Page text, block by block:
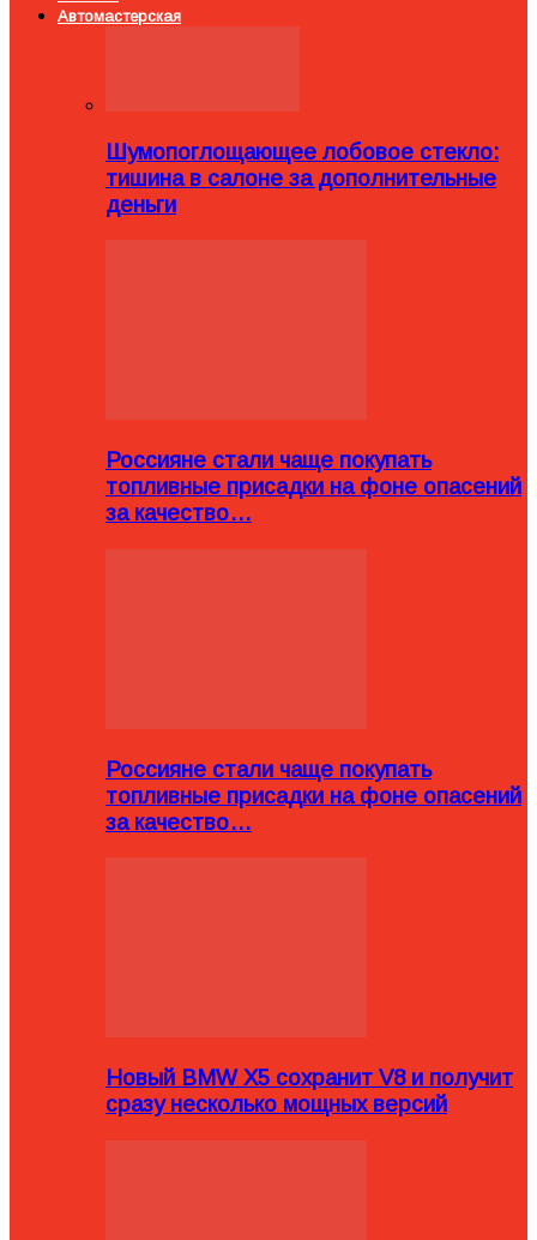
Автомастерская
Шумопоглощающее лобовое стекло:
тишина в салоне за дополнительные
деньги
Россияне стали чаще покупать
топливные присадки на фоне опасений
за качество…
Россияне стали чаще покупать
топливные присадки на фоне опасений
за качество…
Новый BMW X5 сохранит V8 и получит
сразу несколько мощных версий